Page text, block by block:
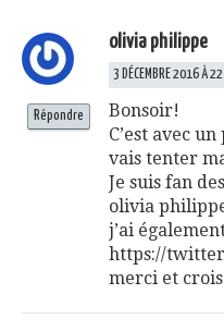
olivia philippe
3 DÉCEMBRE 2016 À
Bonsoir!
C’est avec
vais tenter
Je suis fan
olivia
j’ai
https://
merci et
Répondre